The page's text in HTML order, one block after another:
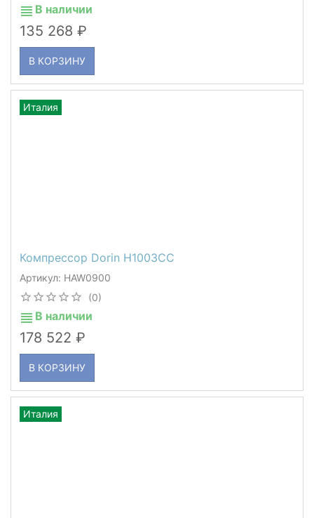
В наличии
135 268
В КОРЗИНУ
Компрессор Dorin H1003CC
Артикул: HAW0900
(0)
В наличии
178 522
В КОРЗИНУ
Италия
Италия